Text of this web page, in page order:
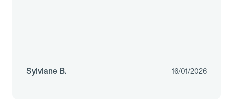
Sylviane B. 16/01/2026